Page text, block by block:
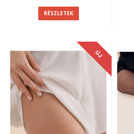
RÉSZLETEK
ÚJ